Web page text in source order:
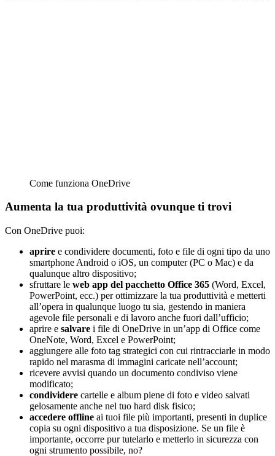
Come funziona OneDrive
Aumenta la tua produttività ovunque ti trovi
Con OneDrive puoi:
aprire e condividere documenti, foto e file di ogni tipo da uno
smartphone Android o iOS, un computer (PC o Mac) e da
qualunque altro dispositivo;
sfruttare le web app del pacchetto Office 365 (Word, Excel,
PowerPoint, ecc.) per ottimizzare la tua produttività e metterti
all’opera in qualunque luogo tu sia, gestendo in maniera
agevole file personali e di lavoro anche fuori dall’ufficio;
aprire e salvare i file di OneDrive in un’app di Office come
OneNote, Word, Excel e PowerPoint;
aggiungere alle foto tag strategici con cui rintracciarle in modo
rapido nel marasma di immagini caricate nell’account;
ricevere avvisi quando un documento condiviso viene
modificato;
condividere cartelle e album piene di foto e video salvati
gelosamente anche nel tuo hard disk fisico;
accedere offline ai tuoi file più importanti, presenti in duplice
copia su ogni dispositivo a tua disposizione. Se un file è
importante, occorre pur tutelarlo e metterlo in sicurezza con
ogni strumento possibile, no?